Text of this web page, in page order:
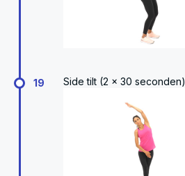
19 Side tilt (2 x 30 seconden)